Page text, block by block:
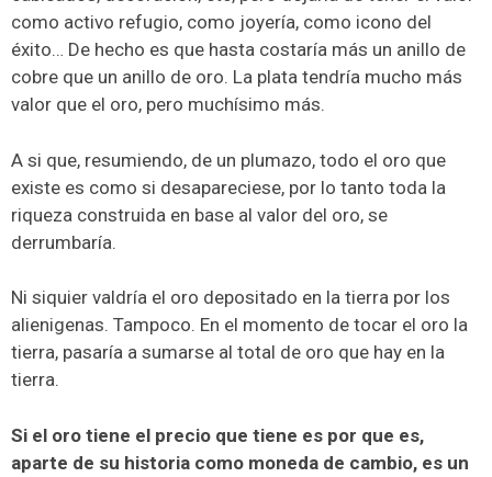
como activo refugio, como joyería, como icono del
éxito… De hecho es que hasta costaría más un anillo de
cobre que un anillo de oro. La plata tendría mucho más
valor que el oro, pero muchísimo más.
A si que, resumiendo, de un plumazo, todo el oro que
existe es como si desapareciese, por lo tanto toda la
riqueza construida en base al valor del oro, se
derrumbaría.
Ni siquier valdría el oro depositado en la tierra por los
alienigenas. Tampoco. En el momento de tocar el oro la
tierra, pasaría a sumarse al total de oro que hay en la
tierra.
Si el oro tiene el precio que tiene es por que es,
aparte de su historia como moneda de cambio, es un